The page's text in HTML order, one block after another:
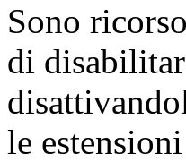
Sono
di
le